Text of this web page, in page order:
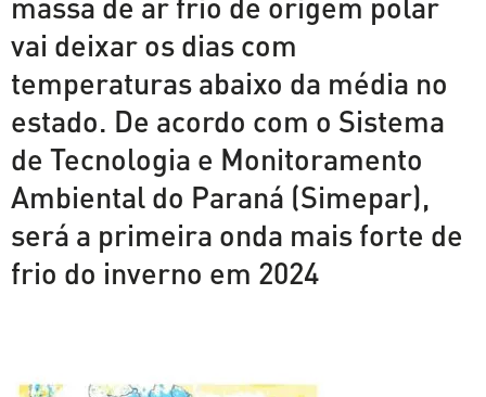
massa de ar frio de origem polar
vai deixar os dias com
temperaturas abaixo da média no
estado. De acordo com o Sistema
de Tecnologia e Monitoramento
Ambiental do Paraná (Simepar),
será a primeira onda mais forte de
frio do inverno em 2024